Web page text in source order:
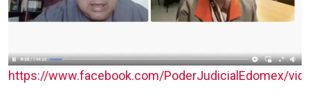
https://www.facebook.com/PoderJudicialEdomex/